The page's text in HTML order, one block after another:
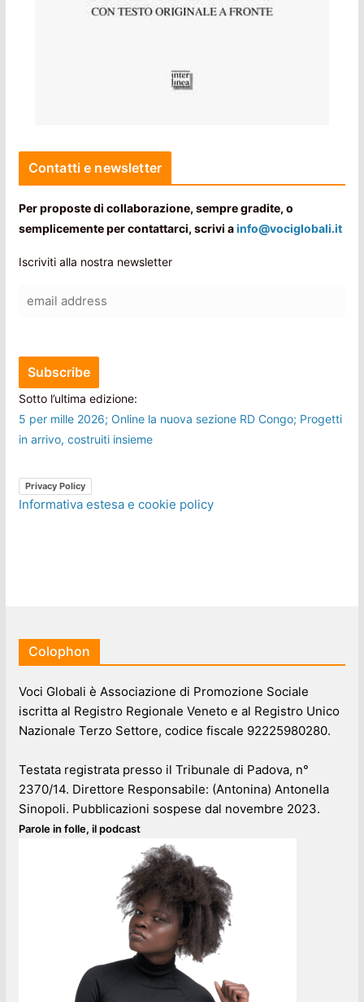
Contatti e newsletter
Per proposte di collaborazione, sempre gradite, o
semplicemente per contattarci, scrivi ainfo@vociglobali.it
Iscriviti alla nostra newsletter
Sotto l’ultima edizione:
5 per mille 2026; Online la nuova sezione RD Congo; Progetti
in arrivo, costruiti insieme
Privacy Policy
Informativa estesa e cookie policy
Colophon
Voci Globali è Associazione di Promozione Sociale
iscritta al Registro Regionale Veneto e al Registro Unico
Nazionale Terzo Settore, codice fiscale 92225980280.
Testata registrata presso il Tribunale di Padova, n°
2370/14. Direttore Responsabile: (Antonina) Antonella
Sinopoli. Pubblicazioni sospese dal novembre 2023.
Parole in folle, il podcast